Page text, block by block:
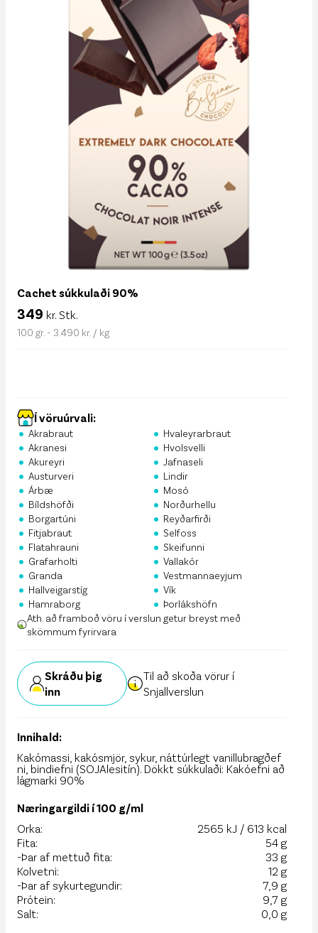
Cachet súkkulaði 90%
349 kr. Stk.
100 gr. - 3.490 kr. / kg
Í vöruúrvali:
• Akrabraut
• Akranesi
• Akureyri
• Austurveri
• Árbæ
• Bíldshöfði
• Borgartúni
• Fitjabraut
• Flatahrauni
• Grafarholti
• Granda
• Hallveigarstíg
• Hamraborg
• Hvaleyrarbraut
• Hvolsvelli
• Jafnaseli
• Lindir
• Mosó
• Norðurhellu
• Reyðarfirði
• Selfoss
• Skeifunni
• Vallakór
• Vestmannaeyjum
• Vík
• Þorlákshöfn
Ath. að framboð vöru í verslun getur breyst með
skömmum fyrirvara
Skráðu þig
inn
Til að skoða vörur í
Snjallverslun
Innihald:
Kakómassi, kakósmjör, sykur, náttúrlegt vanillubragðef
ni, bindiefni (SOJAlesitín). Dökkt súkkulaði: Kakóefni að
lágmarki 90%
Næringargildi í 100 g/ml
Orka:
2565 kJ / 613 kcal
Fita:
54 g
-Þar af mettuð fita:
33 g
Kolvetni:
12 g
-Þar af sykurtegundir:
7,9 g
Prótein:
9,7 g
Salt:
0,0 g